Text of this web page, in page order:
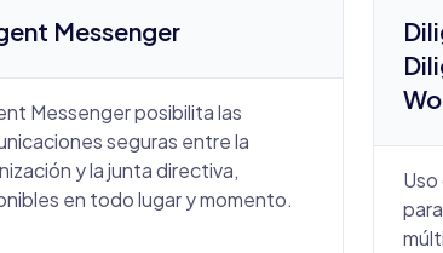
Messenger
Messenger posibilita las
seguras entre la
y la junta directiva,
en todo lugar y momento.